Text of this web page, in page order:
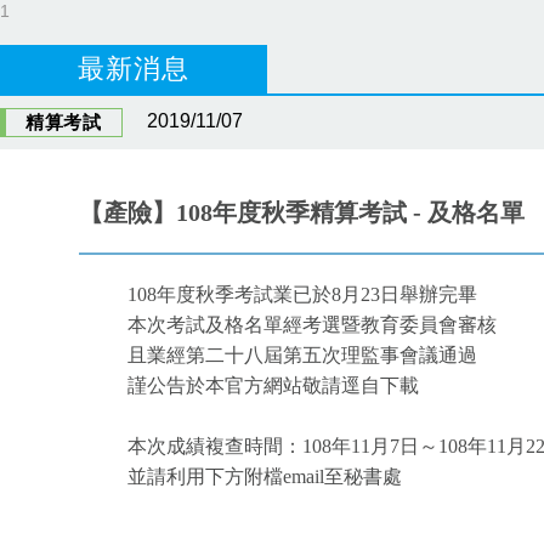
1
最新消息
精算考試 2019/11/07
【產險】108年度秋季精算考試 - 及格名單
108年度秋季考試業已於8月23日舉辦完畢
本次考試及格名單經考選暨教育委員會審核
且業經第二十八屆第五次理監事會議通過
謹公告於本官方網站敬請逕自下載
本次成績複查時間：108年11月7日～108年11月
並請利用下方附檔email至秘書處